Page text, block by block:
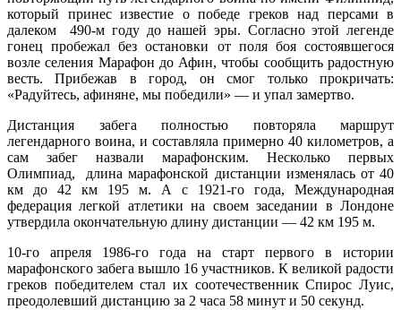
который принес известие о победе греков над персами в
далеком 490-м году до нашей эры. Согласно этой легенде
гонец пробежал без остановки от поля боя состоявшегося
возле селения Марафон до Афин, чтобы сообщить радостную
весть. Прибежав в город, он смог только прокричать:
«Радуйтесь, афиняне, мы победили» — и упал замертво.
Дистанция забега полностью повторяла маршрут
легендарного воина, и составляла примерно 40 километров, а
сам забег назвали марафонским. Несколько первых
Олимпиад, длина марафонской дистанции изменялась от 40
км до 42 км 195 м. А с 1921-го года, Международная
федерация легкой атлетики на своем заседании в Лондоне
утвердила окончательную длину дистанции — 42 км 195 м.
10-го апреля 1986-го года на старт первого в истории
марафонского забега вышло 16 участников. К великой радости
греков победителем стал их соотечественник Спирос Луис,
преодолевший дистанцию за 2 часа 58 минут и 50 секунд.